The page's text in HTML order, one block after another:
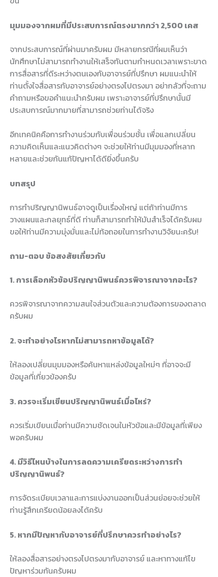
มุมมองจากผมที่มีประสบการณ์ตรงมากกว่า 2,500 เคส
จากประสบการณ์ที่ผ่านมาครับผม มีหลายกรณีที่ผมเห็นว่า
นักศึกษาไม่สามารถทำงานให้เสร็จทันตามกำหนดเวลาเพราะขาด
การสื่อสารที่ดีระหว่างตนเองกับอาจารย์ที่ปรึกษา ผมแนะนำให้
ท่านตั้งใจสื่อสารกับอาจารย์อย่างตรงไปตรงมา อย่ากลัวที่จะถาม
คำถามหรือขอคำแนะนำครับผม เพราะอาจารย์ที่ปรึกษานั้นมี
ประสบการณ์มากมายที่สามารถช่วยท่านได้จริง
อีกเทคนิคคือการทำงานร่วมกับเพื่อนร่วมชั้น เพื่อแลกเปลี่ยน
ความคิดเห็นและแนวคิดต่างๆ จะช่วยให้ท่านมีมุมมองที่หลาก
หลายและช่วยกันแก้ปัญหาได้ดียิ่งขึ้นครับ
บทสรุป
การทำปริญญานิพนธ์อาจดูเป็นเรื่องใหญ่ แต่ถ้าท่านมีการ
วางแผนและกลยุทธ์ที่ดี ท่านก็สามารถทำให้มันสำเร็จได้ครับผม
ขอให้ท่านมีความมุ่งมั่นและไม่ท้อถอยในการทำงานวิจัยนะครับ!
ถาม-ตอบ ข้อสงสัยเกี่ยวกับ
1. การเลือกหัวข้อปริญญานิพนธ์ควรพิจารณาจากอะไร?
ควรพิจารณาจากความสนใจส่วนตัวและความต้องการของตลาด
ครับผม
2. จะทำอย่างไรหากไม่สามารถหาข้อมูลได้?
ให้ลองเปลี่ยนมุมมองหรือค้นหาแหล่งข้อมูลใหม่ๆ ที่อาจจะมี
ข้อมูลที่เกี่ยวข้องครับ
3. ควรจะเริ่มเขียนปริญญานิพนธ์เมื่อไหร่?
ควรเริ่มเขียนเมื่อท่านมีความชัดเจนในหัวข้อและมีข้อมูลที่เพียง
พอครับผม
4. มีวิธีไหนบ้างในการลดความเครียดระหว่างการทำ
ปริญญานิพนธ์?
การจัดระเบียบเวลาและการแบ่งงานออกเป็นส่วนย่อยจะช่วยให้
ท่านรู้สึกเครียดน้อยลงได้ครับ
5. หากมีปัญหากับอาจารย์ที่ปรึกษาควรทำอย่างไร?
ให้ลองสื่อสารอย่างตรงไปตรงมากับอาจารย์ และหาทางแก้ไข
ปัญหาร่วมกันครับผม